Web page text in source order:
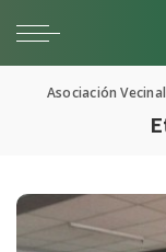
Asociación